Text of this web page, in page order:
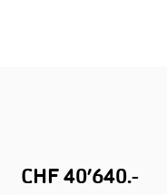
CHF 40’640.-